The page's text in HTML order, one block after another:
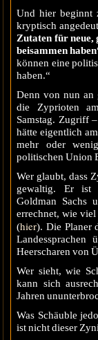
Und hier beginnt
kryptisch
Zutaten für neue,
beisammen haben
können eine
haben.“
Denn von nun an
die Zyprioten
Samstag. Zugriff
hätte eigentlich
mehr oder
politischen Union
Wer glaubt, dass
gewaltig. Er ist
Goldman Sachs
errechnet, wie
(hier). Die Planer
Landessprachen
Heerscharen von
Wer sieht, wie
kann sich
Jahren
Was Schäuble
ist nicht dieser